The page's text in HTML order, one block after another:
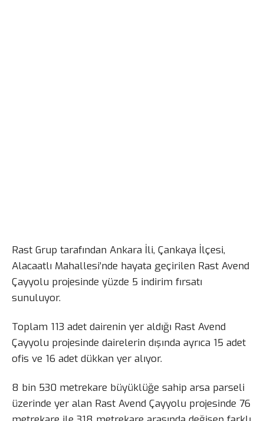
Rast Grup tarafından Ankara İli, Çankaya İlçesi,
Alacaatlı Mahallesi’nde hayata geçirilen Rast Avend
Çayyolu projesinde yüzde 5 indirim fırsatı
sunuluyor.
Toplam 113 adet dairenin yer aldığı Rast Avend
Çayyolu projesinde dairelerin dışında ayrıca 15 adet
ofis ve 16 adet dükkan yer alıyor.
8 bin 530 metrekare büyüklüğe sahip arsa parseli
üzerinde yer alan Rast Avend Çayyolu projesinde 76